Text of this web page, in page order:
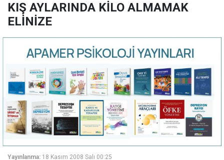
KIŞ AYLARINDA KİLO ALMAMAK
ELİNİZE
Yayınlanma: 18 Kasım 2008 Salı 00:25